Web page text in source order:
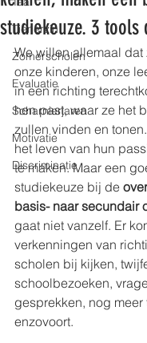
Tienerzin
Zomerscholen
Evaluatie
Scharnierjaren
Motivatie
Discriminatie
studiekeuze. 3 tools
We willen allemaal
onze kinderen, onze
in een richting
hen past, waar ze het
zullen vinden en
het leven van hun
te maken. Maar een
studiekeuze bij de
basis- naar secundair
gaat niet vanzelf. Er
verkenningen van
scholen bij kijken,
schoolbezoeken,
gesprekken, nog meer
enzovoort.